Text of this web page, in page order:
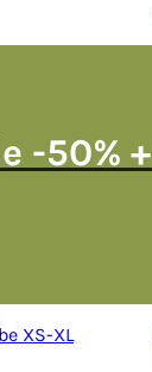
-50%